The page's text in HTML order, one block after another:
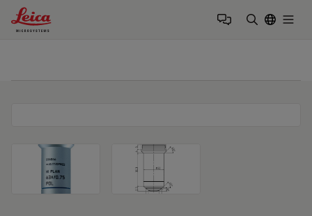
Leica Microsystems Logo